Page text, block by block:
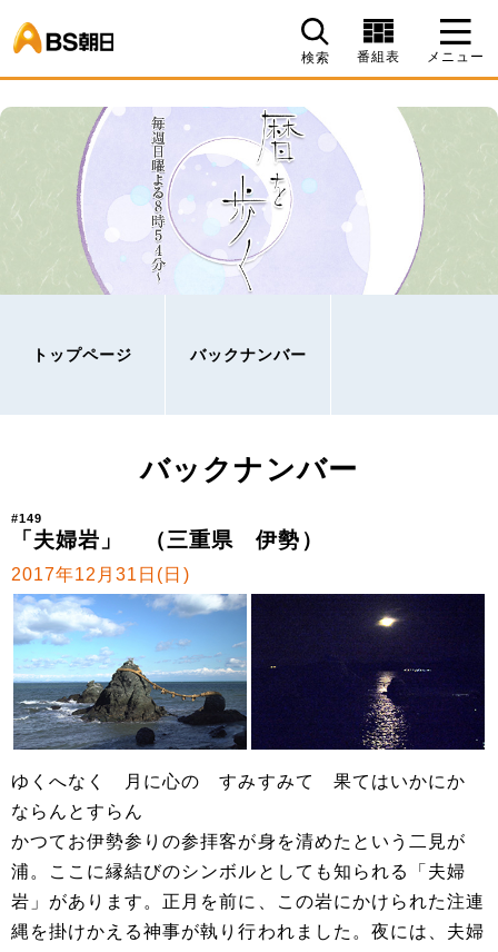
検索 番組表 メニュー
トップページ バックナンバー
バックナンバー
#149
「夫婦岩」 （三重県 伊勢）
2017年12月31日(日)
ゆくへなく 月に心の すみすみて 果てはいかにか
ならんとすらん
かつてお伊勢参りの参拝客が身を清めたという二見が
浦。ここに縁結びのシンボルとしても知られる「夫婦
岩」があります。正月を前に、この岩にかけられた注連
縄を掛けかえる神事が執り行われました。夜には、夫婦